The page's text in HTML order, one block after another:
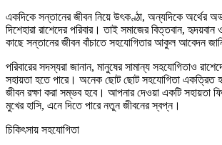
একদিকে সন্তানের জীবন নিয়ে উৎকণ্ঠা, অন্যদিকে অর্থের
দিশেহারা রাশেদের পরিবার। তাই সমাজের বিত্তবান, হৃদয়বান
কাছে সন্তানের জীবন বাঁচাতে সহযোগিতার আকুল আবেদন
পরিবারের সদস্যরা জানান, মানুষের সামান্য সহযোগিতাও
সহায়তা হতে পারে। অনেক ছোট ছোট সহযোগিতা একত্রিত
জীবন রক্ষা করা সম্ভব হবে। আপনার দেওয়া একটি সহায়তা
মুখের হাসি, এনে দিতে পারে নতুন জীবনের স্বপ্ন।
চিকিৎসায় সহযোগিতা